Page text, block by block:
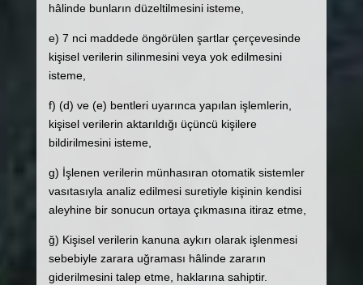
hâlinde bunların düzeltilmesini isteme,
e) 7 nci maddede öngörülen şartlar çerçevesinde
kişisel verilerin silinmesini veya yok edilmesini
isteme,
f) (d) ve (e) bentleri uyarınca yapılan işlemlerin,
kişisel verilerin aktarıldığı üçüncü kişilere
bildirilmesini isteme,
g) İşlenen verilerin münhasıran otomatik sistemler
vasıtasıyla analiz edilmesi suretiyle kişinin kendisi
aleyhine bir sonucun ortaya çıkmasına itiraz etme,
ğ) Kişisel verilerin kanuna aykırı olarak işlenmesi
sebebiyle zarara uğraması hâlinde zararın
giderilmesini talep etme, haklarına sahiptir.